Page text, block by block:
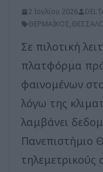
2 Ιουλίου 2026
ΘΕΡΜΑΪΚΟΣ,
Σε πιλοτική
πλατφόρμα
φαινομένων
λόγω της
λαμβάνει
Πανεπιστήμιο
τηλεμετρικούς